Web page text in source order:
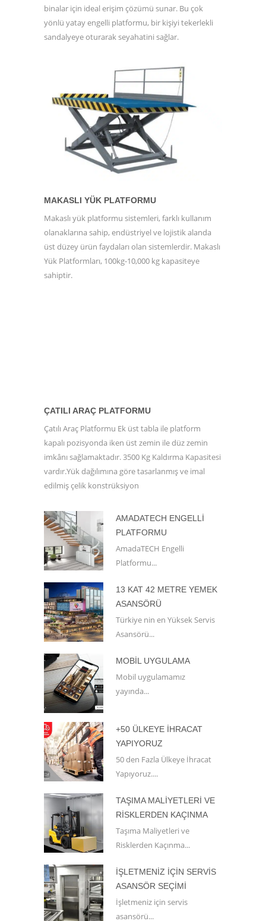
binalar için ideal erişim çözümü sunar. Bu çok
yönlü yatay engelli platformu, bir kişiyi tekerlekli
sandalyeye oturarak seyahatini sağlar.
MAKASLI YÜK PLATFORMU
Makaslı yük platformu sistemleri, farklı kullanım
olanaklarına sahip, endüstriyel ve lojistik alanda
üst düzey ürün faydaları olan sistemlerdir. Makaslı
Yük Platformları, 100kg-10,000 kg kapasiteye
sahiptir.
ÇATILI ARAÇ PLATFORMU
Çatılı Araç Platformu Ek üst tabla ile platform
kapalı pozisyonda iken üst zemin ile düz zemin
imkânı sağlamaktadır. 3500 Kg Kaldırma Kapasitesi
vardır.Yük dağılımına göre tasarlanmış ve imal
edilmiş çelik konstrüksiyon
AMADATECH ENGELLI
PLATFORMU
AmadaTECH Engelli
Platformu...
13 KAT 42 METRE YEMEK
ASANSÖRÜ
Türkiye nin en Yüksek Servis
Asansörü...
MOBIL UYGULAMA
Mobil uygulamamız
yayında...
+50 ÜLKEYE İHRACAT
YAPIYORUZ
50 den Fazla Ülkeye İhracat
Yapıyoruz....
TAŞIMA MALIYETLERI VE
RISKLERDEN KAÇINMA
Taşıma Maliyetleri ve
Risklerden Kaçınma...
İŞLETMENIZ İÇIN SERVIS
ASANSÖR SEÇIMI
İşletmeniz için servis
asansörü...